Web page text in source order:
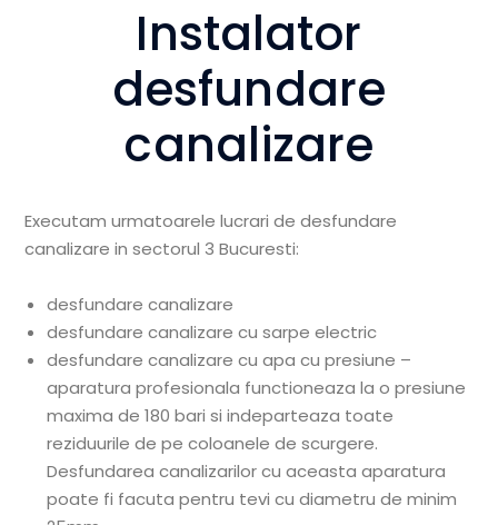
Instalator
desfundare
canalizare
Executam urmatoarele lucrari de desfundare
canalizare in sectorul 3 Bucuresti:
desfundare canalizare
desfundare canalizare cu sarpe electric
desfundare canalizare cu apa cu presiune –
aparatura profesionala functioneaza la o presiune
maxima de 180 bari si indeparteaza toate
reziduurile de pe coloanele de scurgere.
Desfundarea canalizarilor cu aceasta aparatura
poate fi facuta pentru tevi cu diametru de minim